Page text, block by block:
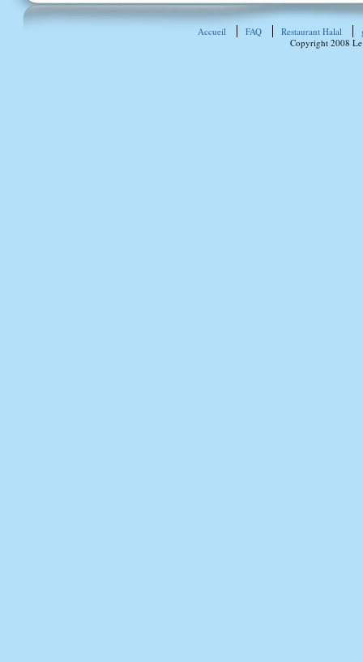
Accueil FAQ Restaurant Halal
Copyright 2008